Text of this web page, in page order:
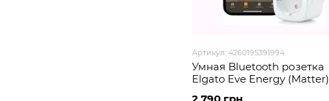
Артикул: 4260195391994
Умная Bluetooth розетка
Elgato Eve Energy (Matter)